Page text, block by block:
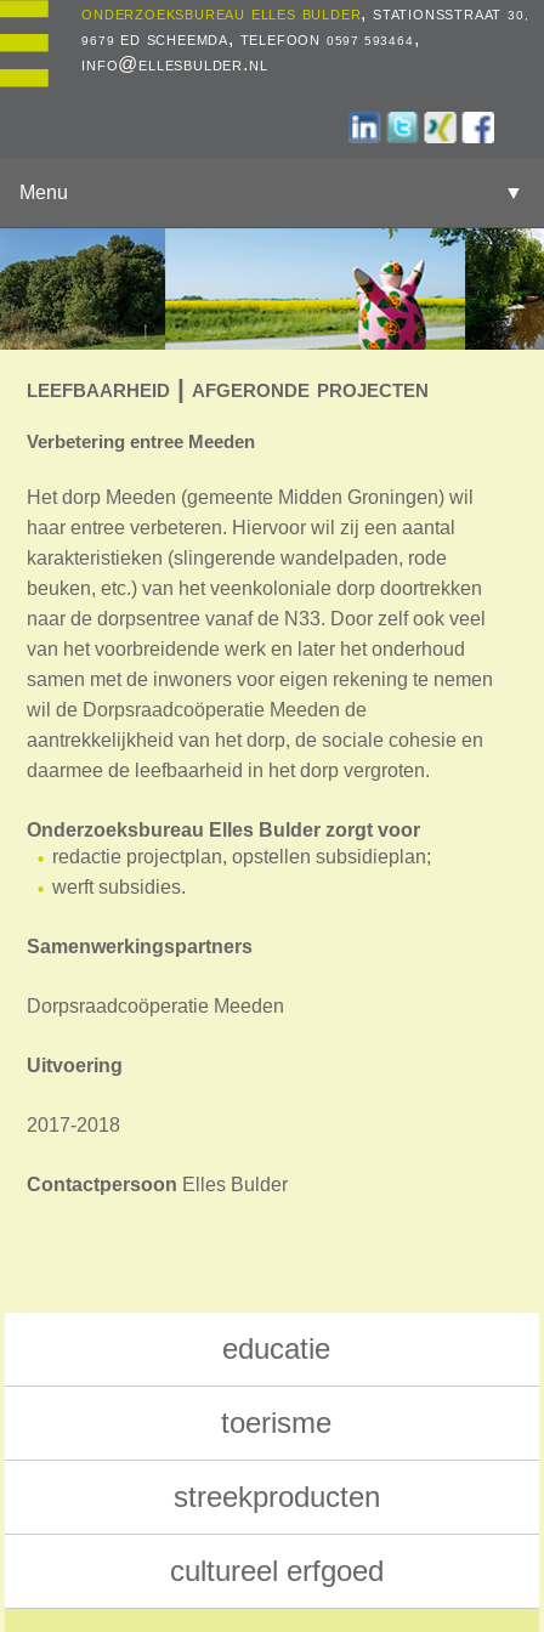
onderzoeksbureau elles bulder, stationsstraat 30,
9679
ed scheemda, telefoon 0597 593464,
info@ellesbulder.nl
Menu ▼
leefbaarheid | afgeronde projecten
Verbetering entree Meeden
Het dorp Meeden (gemeente Midden Groningen) wil
haar entree verbeteren. Hiervoor wil zij een aantal
karakteristieken (slingerende wandelpaden, rode
beuken, etc.) van het veenkoloniale dorp doortrekken
naar de dorpsentree vanaf de N33. Door zelf ook veel
van het voorbreidende werk en later het onderhoud
samen met de inwoners voor eigen rekening te nemen
wil de Dorpsraadcoöperatie Meeden de
aantrekkelijkheid van het dorp, de sociale cohesie en
daarmee de leefbaarheid in het dorp vergroten.
Onderzoeksbureau Elles Bulder zorgt voor
redactie projectplan, opstellen subsidieplan;
werft subsidies.
Samenwerkingspartners
Dorpsraadcoöperatie Meeden
Uitvoering
2017-2018
Contactpersoon Elles Bulder
educatie
toerisme
streekproducten
cultureel erfgoed